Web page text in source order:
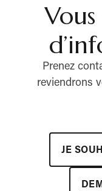
Prenez
reviendrons
JE